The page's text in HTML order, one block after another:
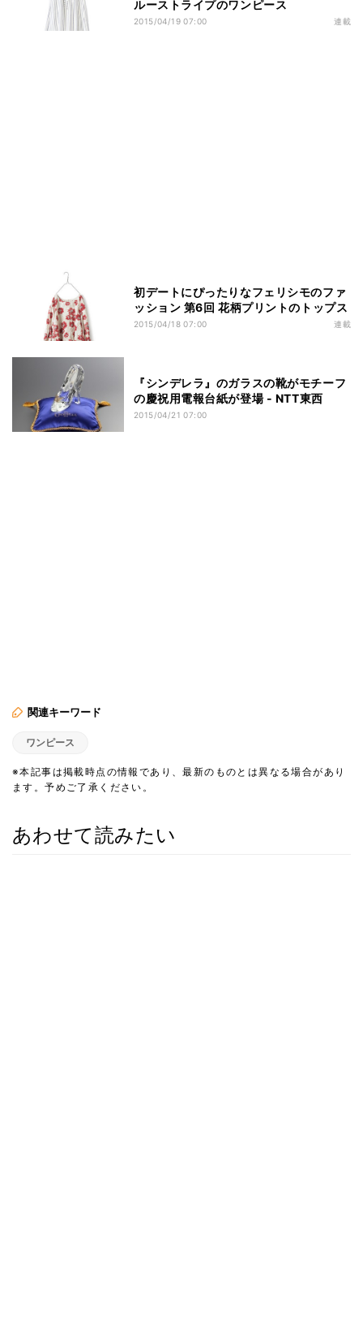
ルーストライプのワンピース
2015/04/19 07:00 連載
初デートにぴったりなフェリシモのファ
ッション 第6回 花柄プリントのトップス
2015/04/18 07:00 連載
『シンデレラ』のガラスの靴がモチーフ
の慶祝用電報台紙が登場 - NTT東西
2015/04/21 07:00
関連キーワード
ワンピース
※本記事は掲載時点の情報であり、最新のものとは異なる場合があり
ます。予めご了承ください。
あわせて読みたい